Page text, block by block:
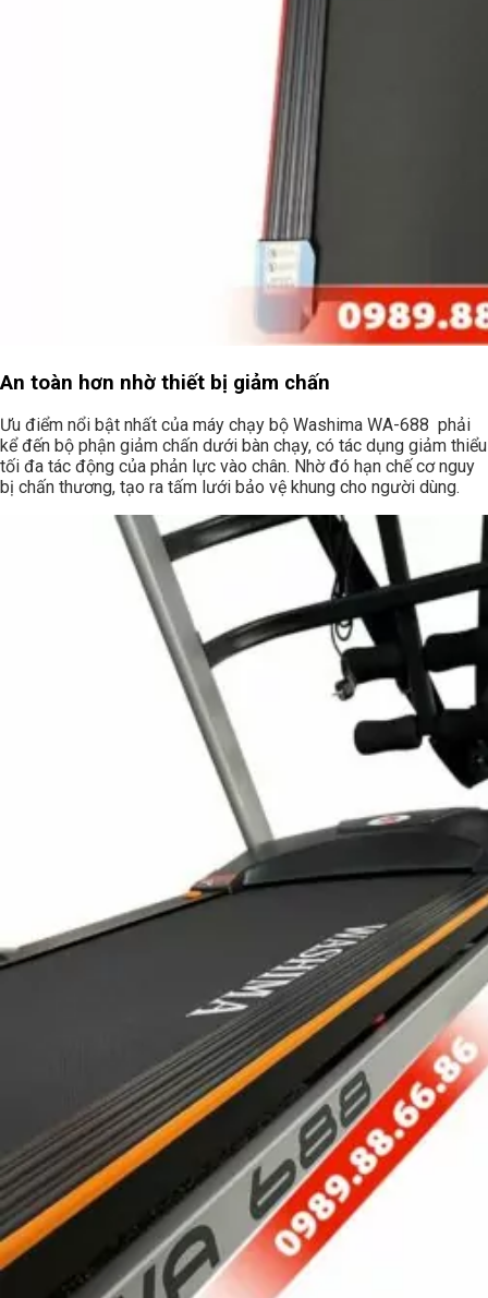
An toàn hơn nhờ thiết bị giảm chấn
Ưu điểm nổi bật nhất của máy chạy bộ Washima WA-688 phải
kể đến bộ phận giảm chấn dưới bàn chạy, có tác dụng giảm thiểu
tối đa tác động của phản lực vào chân. Nhờ đó hạn chế cơ nguy
bị chấn thương, tạo ra tấm lưới bảo vệ khung cho người dùng.